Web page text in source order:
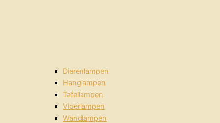
Dierenlampen
Hanglampen
Tafellampen
Vloerlampen
Wandlampen